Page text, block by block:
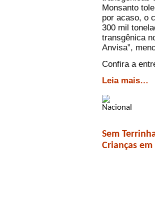
Monsanto
por acaso, o
300 mil
transgênica
Anvisa”,
Confira a
Leia mais…
Sem
Crianças